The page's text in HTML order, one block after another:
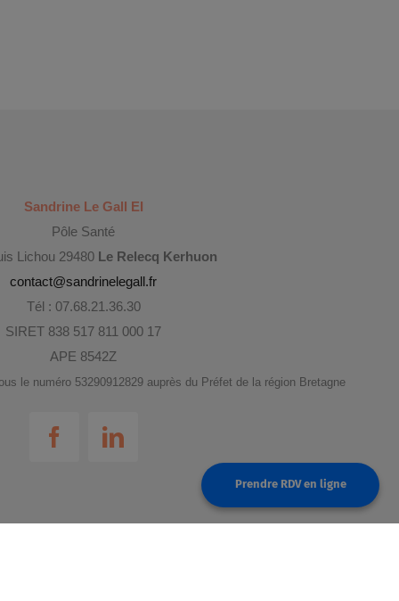
Sandrine Le Gall EI
Pôle Santé
Lichou 29480 Le Relecq Kerhuon
contact@sandrinelegall.fr
Tél : 07.68.21.36.30
SIRET 838 517 811 000 17
APE 8542Z
le numéro 53290912829 auprès du Préfet de la région Bretagne
Prendre RDV en ligne